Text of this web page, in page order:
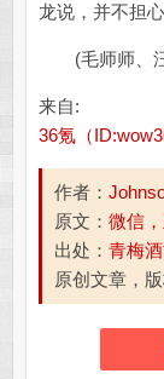
龙说，并不担
(毛师师、汪
来自:
36氪（
作者：
原文： 微信
出处： 青梅
原创文章，